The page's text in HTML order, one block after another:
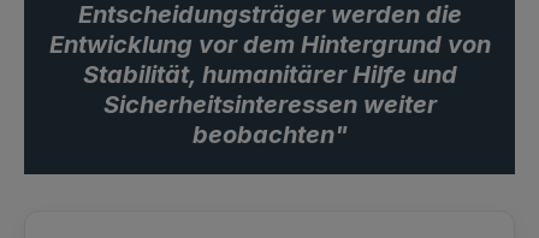
Entscheidungsträger werden die
Entwicklung vor dem Hintergrund von
Stabilität, humanitärer Hilfe und
Sicherheitsinteressen weiter
beobachten"